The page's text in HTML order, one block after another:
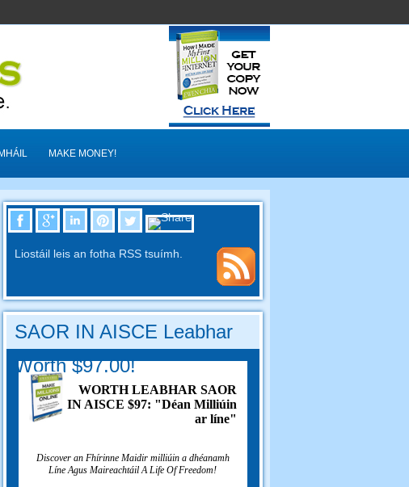
MAKE MONEY!
Liostáil leis an fotha RSS tsuímh.
SAOR IN AISCE Leabhar
Worth $97.00!
WORTH LEABHAR SAOR
IN AISCE $97: "Déan Milliúin
ar líne"
Discover an Fhírinne Maidir milliúin a dhéanamh
Líne Agus Maireachtáil A Life Of Freedom!